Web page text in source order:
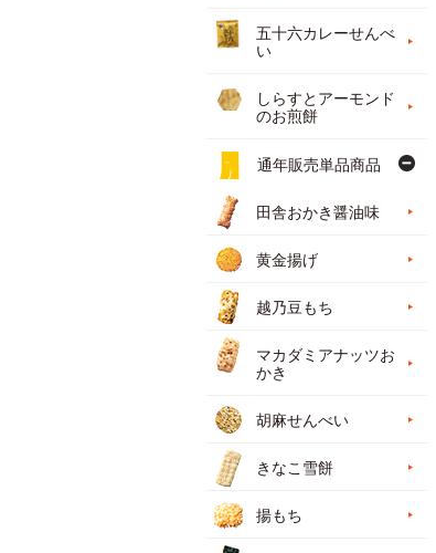
五十六カレーせんべ
い
しらすとアーモンド
のお煎餅
通年販売単品商品
田舎おかき醤油味
黄金揚げ
越乃豆もち
マカダミアナッツお
かき
胡麻せんべい
きなこ雪餅
揚もち